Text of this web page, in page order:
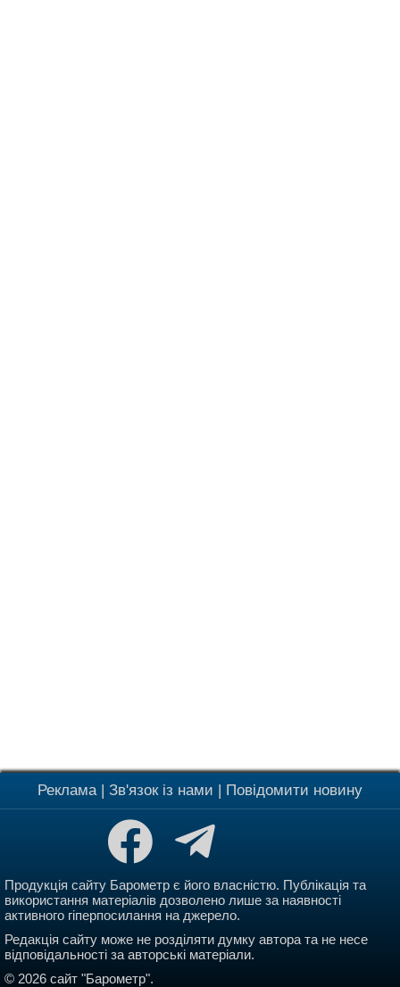
Реклама| Зв'язок із нами | Повідомити новину
Продукція сайту Барометр є його власністю. Публікація та
використання матеріалів дозволено лише за наявності
активного гіперпосилання на джерело.
Редакція сайту може не розділяти думку автора та не несе
відповідальності за авторські матеріали.
© 2026 сайт "Барометр".